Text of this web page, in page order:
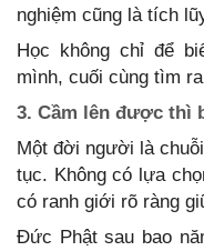
nghiệm cũng là tích
Học không chỉ để
mình, cuối cùng tìm
3. Cầm lên được thì
Một đời người là
tục. Không có lựa
có ranh giới rõ ràng
Đức Phật sau bao